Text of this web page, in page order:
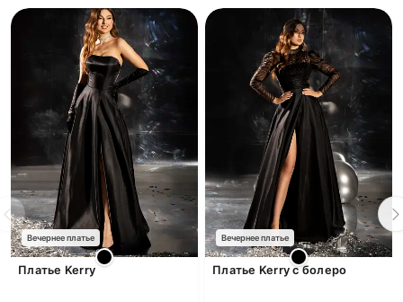
Вечернее платье
Платье Kerry
Вечернее платье
Платье Kerry с болеро